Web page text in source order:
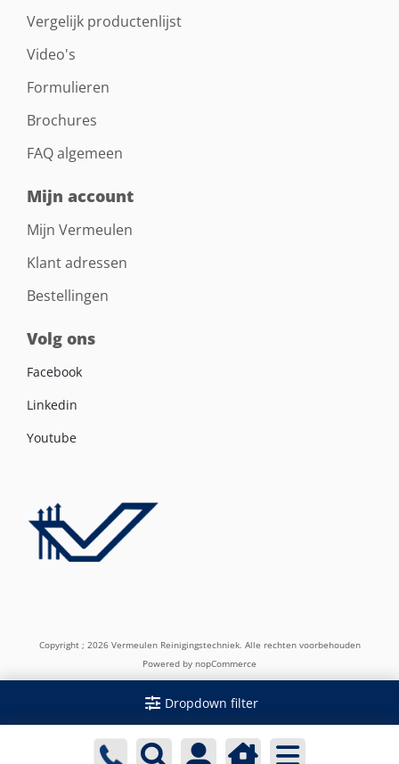
Dropdown filter
Vergelijk productenlijst
Video's
Formulieren
Brochures
FAQ algemeen
Mijn account
Mijn Vermeulen
Klant adressen
Bestellingen
Volg ons
Facebook
Linkedin
Youtube
Copyright ; 2026 Vermeulen Reinigingstechniek. Alle rechten voorbehouden
Powered by nopCommerce